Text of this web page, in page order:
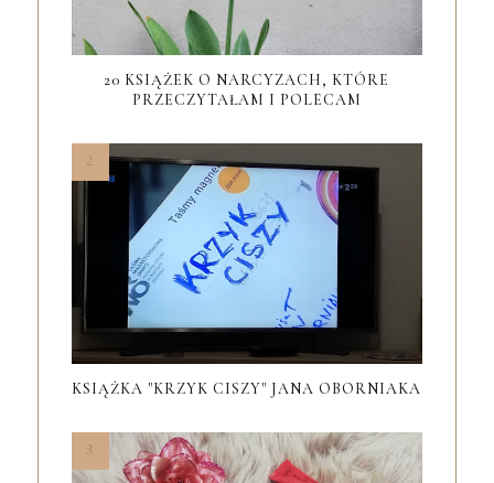
20 KSIĄŻEK O NARCYZACH, KTÓRE
PRZECZYTAŁAM I POLECAM
KSIĄŻKA "KRZYK CISZY" JANA OBORNIAKA